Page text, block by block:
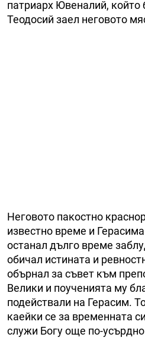
патриарх Ювеналий, който
Теодосий заел неговото
Неговото пакостно
известно време и
останал дълго време
обичал истината и
обърнал за съвет към
Велики и поученията му
подействали на Герасим.
каейки се за временната
служи Богу още по-